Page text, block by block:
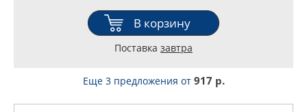
В корзину
Поставка завтра
Еще 3 предложения от 917 р.